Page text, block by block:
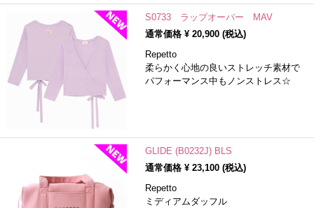
S0733 ラップオーバー MAV
通常価格 ¥ 20,900(税込)
Repetto
柔らかく心地の良いストレッチ素材で
パフォーマンス中もノンストレス☆
GLIDE (B0232J) BLS
通常価格 ¥ 23,100(税込)
Repetto
ミディアムダッフル